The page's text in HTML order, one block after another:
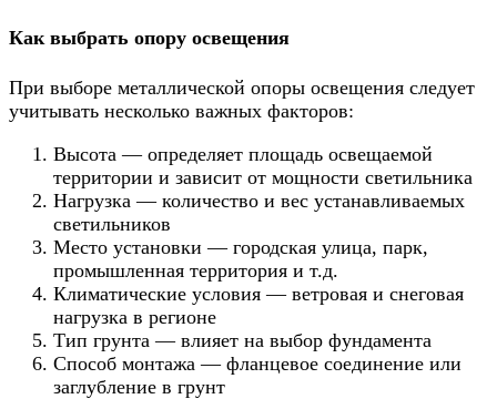
Как выбрать опору освещения
При выборе металлической опоры освещения следует
учитывать несколько важных факторов:
Высота — определяет площадь освещаемой
территории и зависит от мощности светильника
Нагрузка — количество и вес устанавливаемых
светильников
Место установки — городская улица, парк,
промышленная территория и т.д.
Климатические условия — ветровая и снеговая
нагрузка в регионе
Тип грунта — влияет на выбор фундамента
Способ монтажа — фланцевое соединение или
заглубление в грунт